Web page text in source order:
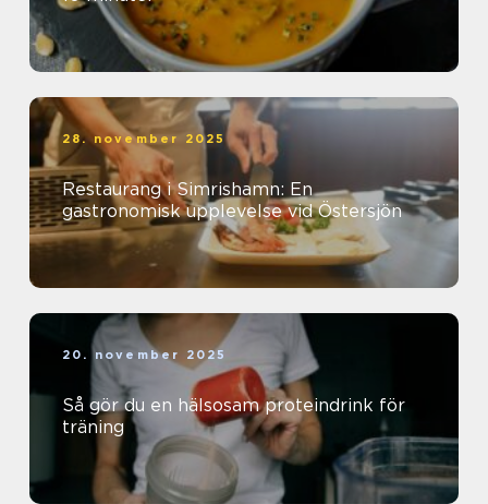
28. november 2025
Restaurang i Simrishamn: En
gastronomisk upplevelse vid Östersjön
20. november 2025
Så gör du en hälsosam proteindrink för
träning